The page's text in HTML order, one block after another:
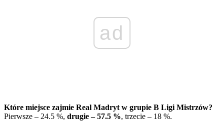
ad
Które miejsce zajmie Real Madryt w grupie B Ligi Mistrzów?
Pierwsze – 24.5 %, drugie – 57.5 %, trzecie – 18 %.